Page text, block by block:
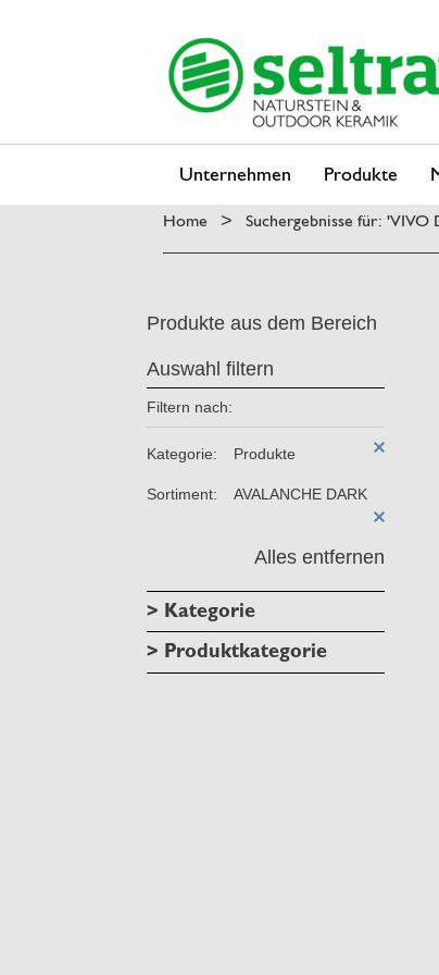
Unternehmen Produkte
Home > Suchergebnisse für: 'VIVO
Produkte aus dem Bereich
Auswahl filtern
Filtern nach:
Kategorie: Produkte
Sortiment: AVALANCHE DARK
Alles entfernen
> Kategorie
> Produktkategorie